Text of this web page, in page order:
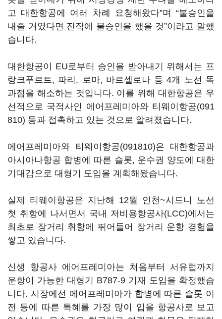
고 대한항공에 여러 차례 요청해왔다”며 “불승인을
내줄 거였다면 진작에 불승인을 했을 것”이라고 말했
습니다.
대한항공이 EU로부터 승인을 받아내기 위해서는 프
랑크푸르트, 파리, 로마, 바르셀로나 등 4개 노선 독
과점을 해소하는 것입니다. 이를 위해 대한항공은 우
선적으로 국적사인 에어프레미아와 티웨이항공(091
810) 등과 접촉하고 있는 것으로 알려졌습니다.
에어프레미아와 티웨이항공(091810)은 대한항공과
아시아나항공 합병에 따른 슬롯, 운수권 양도에 대한
기대감으로 대형기 도입을 계획해왔습니다.
실제 티웨이항공은 지난해 12월 인천~시드니 노선
첫 취항에 나서면서 국내 저비용항공사(LCC)에서는
최초로 장거리 취항에 뛰어들어 장거리 운항 경험을
쌓고 있습니다.
신생 항공사 에어프레미아는 처음부터 서유럽까지
운항이 가능한 대형기 B787-9 기재 도입을 확정했습
니다. 시장에선 에어프레미아가 합병에 따른 슬롯 이
전 등에 따른 특혜를 가장 많이 입을 항공사로 보고